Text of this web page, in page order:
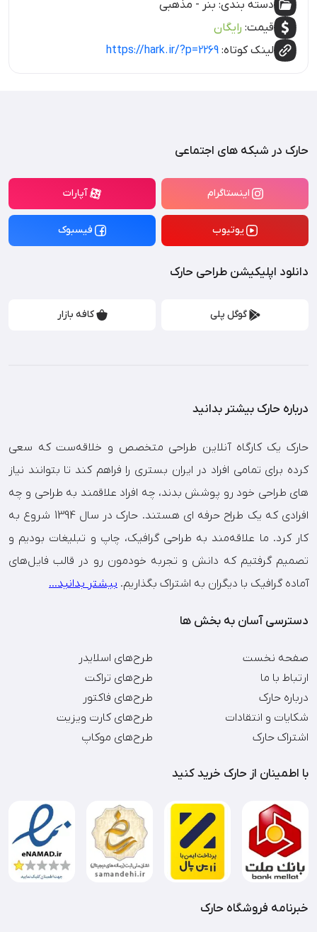
دسته بندی: بنر - مذهبی
قیمت: رایگان
لینک کوتاه: https://hark.ir/?p=2269
حارک در شبکه های اجتماعی
اینستاگرام آپارات
یوتیوب فیسبوک
دانلود اپلیکیشن طراحی حارک
گوگل پلی کافه بازار
درباره حارک بیشتر بدانید
حارک یک کارگاه آنلاین طراحی متخصص و خلاقه‌ست که سعی
کرده برای تمامی افراد در ایران بستری را فراهم کند تا بتوانند نیاز
های طراحی خود رو پوشش بدند، چه افراد علاقمند به طراحی و چه
افرادی که یک طراح حرفه ای هستند. حارک در سال 1394 شروع به
کار کرد. ما علاقه‌مند به طراحی گرافیک، چاپ و تبلیغات بودیم و
تصمیم گرفتیم که دانش و تجربه خودمون رو در قالب فایل‌های
آماده گرافیک با دیگران به اشتراک بگذاریم. بیشتر بدانید...
دسترسی آسان به بخش ها
صفحه نخست
ارتباط با ما
درباره حارک
شکایات و انتقادات
اشتراک حارک
طرح‌های اسلایدر
طرح‌های تراکت
طرح‌های فاکتور
طرح‌های کارت ویزیت
طرح‌های موکاپ
با اطمینان از حارک خرید کنید
خبرنامه فروشگاه حارک